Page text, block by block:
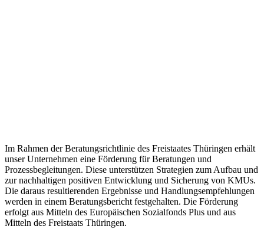
Im Rahmen der Beratungsrichtlinie des Freistaates Thüringen erhält
unser Unternehmen eine Förderung für Beratungen und
Prozessbegleitungen. Diese unterstützen Strategien zum Aufbau und
zur nachhaltigen positiven Entwicklung und Sicherung von KMUs.
Die daraus resultierenden Ergebnisse und Handlungsempfehlungen
werden in einem Beratungsbericht festgehalten. Die Förderung
erfolgt aus Mitteln des Europäischen Sozialfonds Plus und aus
Mitteln des Freistaats Thüringen.